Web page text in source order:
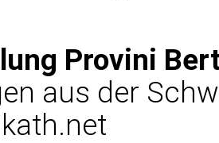
Provini
aus der